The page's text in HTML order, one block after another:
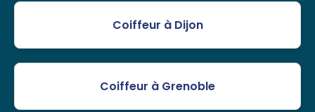
Coiffeur à Dijon
Coiffeur à Grenoble